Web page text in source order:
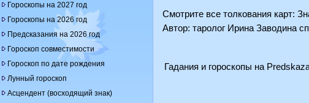
Смотрите все толкования карт:
Автор: таролог Ирина Заводина
Гороскопы на 2027 год
Гороскопы на 2026 год
Предсказания на 2026 год
Гороскоп совместимости
Гороскоп по дате рождения
Лунный гороскоп
Асцендент (восходящий знак)
Гадания и гороскопы на